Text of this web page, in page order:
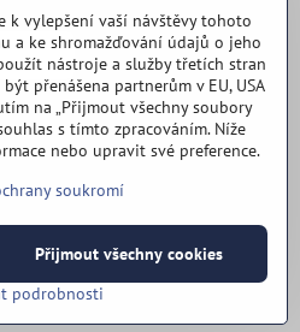
soukromíZásady ochrany soukromí
ByznysWeb.cz
k vylepšení vaší návštěvy tohoto
a ke shromažďování údajů o jeho
nástroje a služby třetích stran
přenášena partnerům v EU, USA
na „Přijmout všechny soubory
s tímto zpracováním. Níže
nebo upravit své preference.
soukromí
podrobnosti
Přijmout všechny cookies